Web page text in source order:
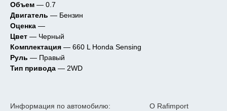
Объем — 0.7
Двигатель — Бензин
Оценка —
Цвет — Черный
Комплектация — 660 L Honda Sensing
Руль — Правый
Тип привода — 2WD
Информация по автомобилю: О Rafimport